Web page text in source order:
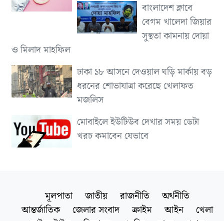
বাংলাদেশ ক্লাবে
বেগম খালেদা জিয়ার
সুস্থতা কামনায় দোয়া
ও মিলাদ মাহফিল
ঢাকা ১৮ আসনে দেওয়াল ঘড়ি মার্কায় বড়
ধরনের শোভাযাত্রা করেছে খেলাফত
মজলিস
মোবাইলে ইউটিউব দেখার সময় ডেটা
খরচ কমাবেন যেভাবে
মূলপাতা জাতীয় রাজনীতি
অর্থনীতি
আন্তর্জাতিক
জেলার সংবাদ ক্রাইম আইন
খেলা